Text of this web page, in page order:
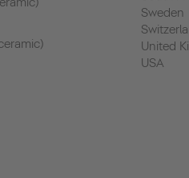
Sweden
United
USA